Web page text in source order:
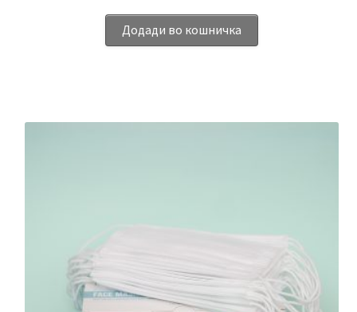
Додади во кошничка